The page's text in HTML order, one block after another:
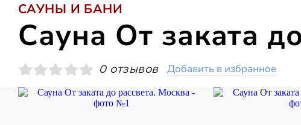
САУНЫ И БАНИ
Сауна От заката
0 отзывов Добавить в избранное